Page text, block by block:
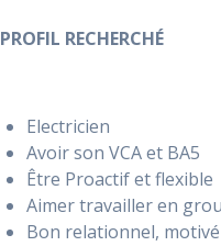
PROFIL RECHERCHÉ
Electricien
Avoir son VCA et BA5
Être Proactif et flexible
Aimer travailler en
Bon relationnel,